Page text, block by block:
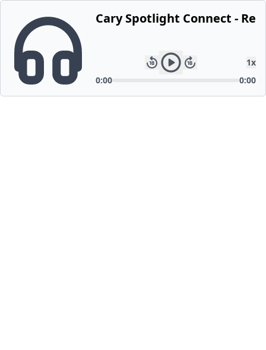
Cary Spotlight Connect -
1x
0:00
0:00